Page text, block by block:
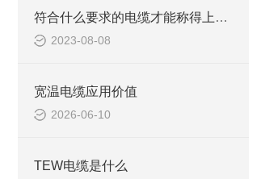
符合什么要求的电缆才能称得上UL认证电缆?
2023-08-08
宽温电缆应用价值
2026-06-10
TEW电缆是什么